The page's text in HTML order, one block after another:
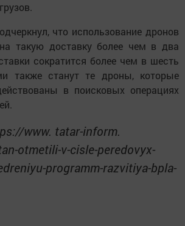
что использование дронов
такую доставку более чем в два
сократится более чем в шесть
также станут те дроны, которые
в поисковых операциях
www. tatar-inform.
otmetili-v-cisle-peredovyx-
programm-razvitiya-bpla-